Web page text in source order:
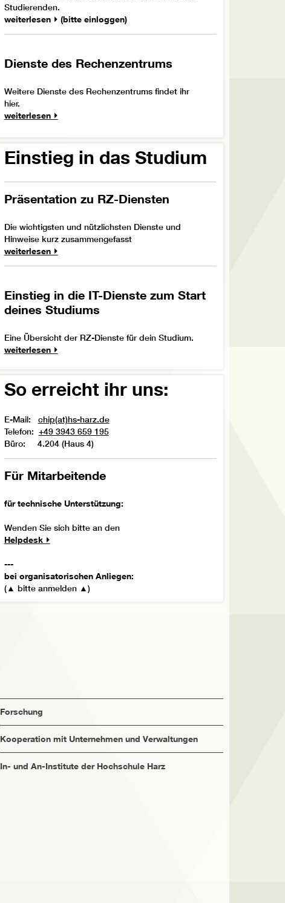
Studierenden.
weiterlesen ⏵ (bitte einloggen)
Dienste des Rechenzentrums
Weitere Dienste des Rechenzentrums findet ihr
hier.
weiterlesen ⏵
Einstieg in das Studium
Präsentation zu RZ-Diensten
Die wichtigsten und nützlichsten Dienste und
Hinweise kurz zusammengefasst
weiterlesen ⏵
Einstieg in die IT-Dienste zum Start
deines Studiums
Eine Übersicht der RZ-Dienste für dein Studium.
weiterlesen ⏵
So erreicht ihr uns:
E-Mail: chip(at)hs-harz.de
Telefon: +49 3943 659 195
Büro: 4.204 (Haus 4)
Für Mitarbeitende
für technische Unterstützung:
Wenden Sie sich bitte an den
Helpdesk ⏵
---
bei organisatorischen Anliegen:
(▲ bitte anmelden ▲)
Forschung
Kooperation mit Unternehmen und Verwaltungen
In- und An-Institute der Hochschule Harz